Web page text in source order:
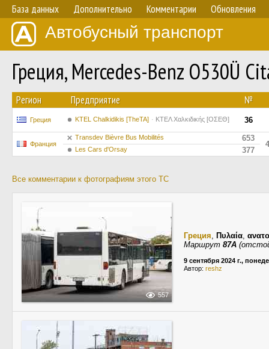
База данных Дополнительно Комментарии Обновления
Автобусный транспорт
Греция, Mercedes-Benz O530Ü
Регион Предприятие №
Греция ΚΤΕL Chalkidikis [TheTA] ΚΤΕΛ Χαλκιδικής [ΟΣΕΘ] 36
Франция
Transdev Bièvre Bus Mobilités 653
Les Cars d'Orsay 377
Все комментарии к фотографиям этого ТС
557
Греция, Πυλαία,
Маршрут 87A
9 сентября 2024 г.,
Автор: reshz